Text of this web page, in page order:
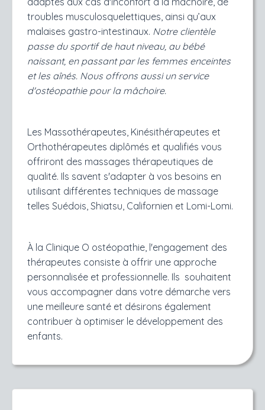
troubles musculosquelettiques, ainsi qu’aux
malaises gastro-intestinaux. Notre clientèle
passe du sportif de haut niveau, au bébé
naissant, en passant par les femmes enceintes
et les aînés. Nous offrons aussi un service
d'ostéopathie pour la mâchoire.
Les Massothérapeutes, Kinésithérapeutes et
Orthothérapeutes diplômés et qualifiés vous
offriront des massages thérapeutiques de
qualité. Ils savent s'adapter à vos besoins en
utilisant différentes techniques de massage
telles Suédois, Shiatsu, Californien et Lomi-Lomi.
À la Clinique O ostéopathie, l'engagement des
thérapeutes consiste à offrir une approche
personnalisée et professionnelle. Ils souhaitent
vous accompagner dans votre démarche vers
une meilleure santé et désirons également
contribuer à optimiser le développement des
enfants.